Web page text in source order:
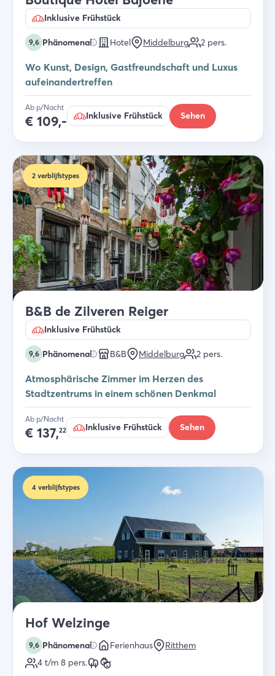
Inklusive Frühstück
9,6 Phänomenal Hotel Middelburg 2 pers.
Wo Kunst, Design, Gastfreundschaft und Luxus
aufeinandertreffen
Ab p/Nacht
€ 109,- Inklusive Frühstück Sehen
2 verblijfstypes
B&B de Zilveren Reiger
Inklusive Frühstück
9,6 Phänomenal B&B Middelburg 2 pers.
Atmosphärische Zimmer im Herzen des
Stadtzentrums in einem schönen Denkmal
Ab p/Nacht
€ 137,22 Inklusive Frühstück Sehen
4 verblijfstypes
Hof Welzinge
9,6 Phänomenal Ferienhaus
Ritthem
4 t/m 8 pers.